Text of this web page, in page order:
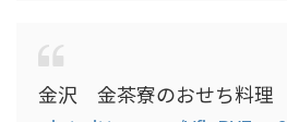
金沢 金茶寮のおせち料理